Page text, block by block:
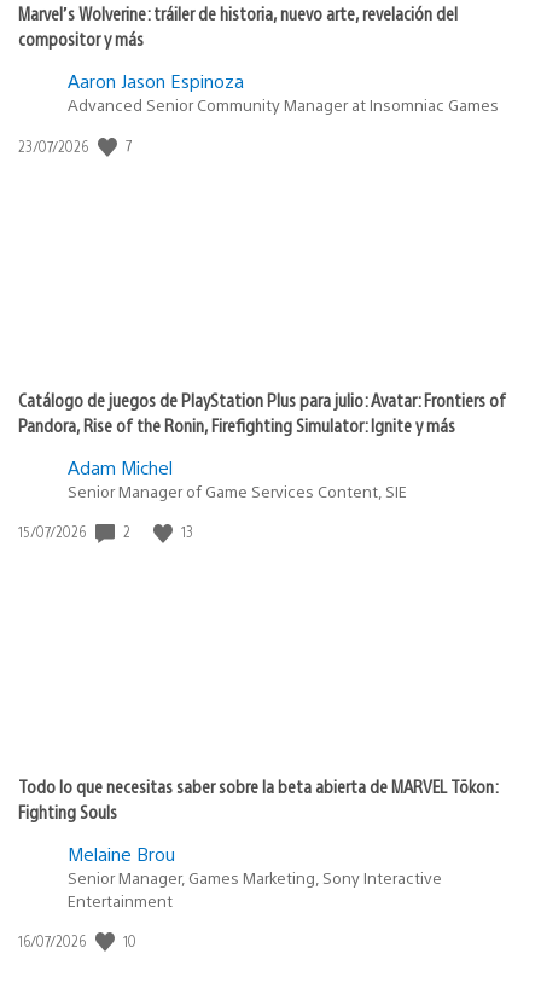
Marvel’s Wolverine: tráiler de historia, nuevo arte, revelación del
compositor y más
Aaron Jason Espinoza
Advanced Senior Community Manager at Insomniac Games
Fecha
23/07/2026 7
Catálogo de juegos de PlayStation Plus para julio: Avatar: Frontiers of
Pandora, Rise of the Ronin, Firefighting Simulator: Ignite y más
Adam Michel
Senior Manager of Game Services Content, SIE
Fecha
15/07/2026 2 13
Todo lo que necesitas saber sobre la beta abierta de MARVEL Tōkon:
Fighting Souls
Melaine Brou
Senior Manager, Games Marketing, Sony Interactive
Entertainment
Fecha
16/07/2026 10